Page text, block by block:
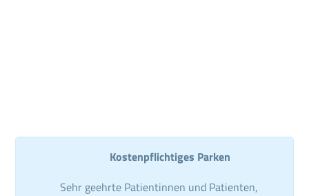
Kostenpflichtiges Parken
Sehr geehrte Patientinnen und Patienten,